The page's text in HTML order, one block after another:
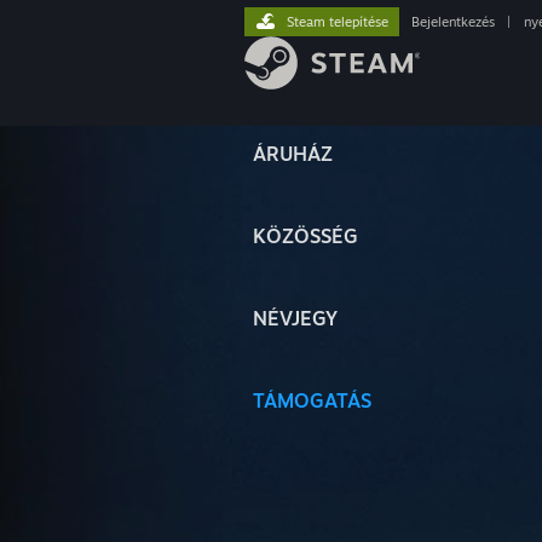
ÁRUHÁZ
KÖZÖSSÉG
NÉVJEGY
TÁMOGATÁS
Steam telepítése Bejelentkezés